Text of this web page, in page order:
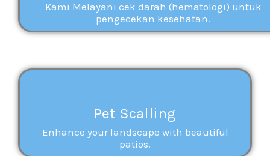
Kami Melayani cek darah (hematologi) untuk
pengecekan kesehatan.
Pet Scalling
Enhance your landscape with beautiful
patios.